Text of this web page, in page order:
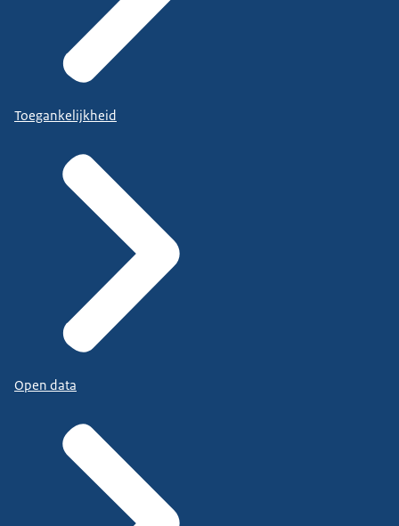
Toegankelijkheid
Open data